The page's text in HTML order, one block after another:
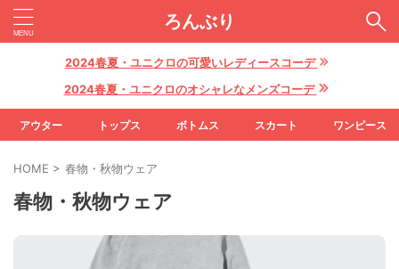
ろんぶり
2024春夏・ユニクロの可愛いレディースコーデ
2024春夏・ユニクロのオシャレなメンズコーデ
アウター トップス ボトムス スカート ワンピース
HOME > 春物・秋物ウェア
春物・秋物ウェア